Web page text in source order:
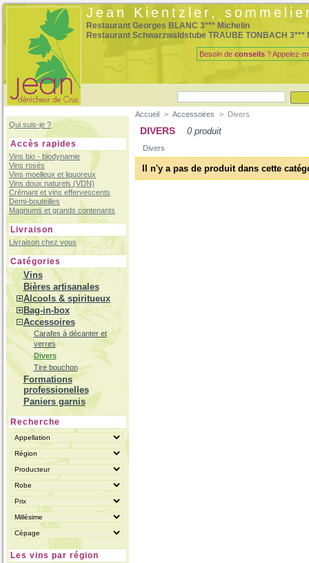
Jean Kientzler,
Restaurant Georges BLANC 3*** Michelin
Restaurant Schwarzwaldstube TRAUBE TONBACH 3***
Besoin de conseils ? Appelez-
Qui suis-je ?
Accès rapides
Vins bio - biodynamie
Vins rosés
Vins moelleux et liquoreux
Vins doux naturels (VDN)
Crémant et vins effervescents
Demi-bouteilles
Magnums et grands contenants
Livraison
Livraison chez vous
Catégories
Vins
Bières artisanales
Alcools & spiritueux
Bag-in-box
Accessoires
Carafes à décanter et
verres
Divers
Tire bouchon
Formations
professionelles
Paniers garnis
Recherche
Les vins par région
Accueil > Accessoires > Divers
DIVERS 0 produit
Divers
Il n'y a pas de produit dans cette